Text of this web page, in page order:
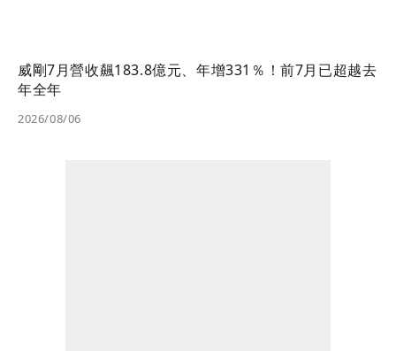
威剛7月營收飆183.8億元、年增331％！前7月已超越去
年全年
2026/08/06